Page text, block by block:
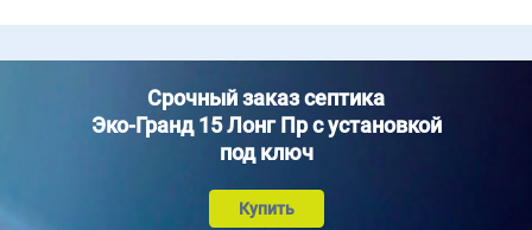
Срочный заказ септика
Эко-Гранд 15 Лонг Пр с установкой
под ключ
Купить